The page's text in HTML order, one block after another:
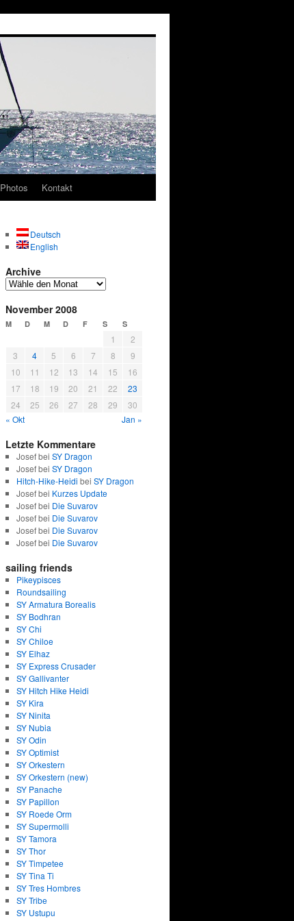
Photos Kontakt
Deutsch
English
Archive
November 2008
M D M D F S S
« Okt Jan »
1
2
3
4 5 6 7 8
9
10
11 12 13 14 15
16
17
18 19 20 21 22
23
24
25 26 27 28 29 30
Letzte Kommentare
Josef bei SY Dragon
Josef bei SY Dragon
Hitch-Hike-Heidi bei SY Dragon
Josef bei Kurzes Update
Josef bei Die Suvarov
Josef bei Die Suvarov
Josef bei Die Suvarov
Josef bei Die Suvarov
sailing friends
Pikeypisces
Roundsailing
SY Armatura Borealis
SY Bodhran
SY Chi
SY Chiloe
SY Elhaz
SY Express Crusader
SY Gallivanter
SY Hitch Hike Heidi
SY Kira
SY Ninita
SY Nubia
SY Odin
SY Optimist
SY Orkestern
SY Orkestern (new)
SY Panache
SY Papillon
SY Roede Orm
SY Supermolli
SY Tamora
SY Thor
SY Timpetee
SY Tina Ti
SY Tres Hombres
SY Tribe
SY Ustupu